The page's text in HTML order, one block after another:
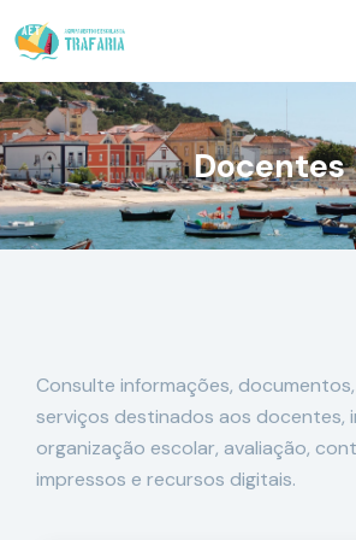
Docentes
Consulte informações,
serviços destinados aos docentes,
organização escolar, avaliação,
impressos e recursos digitais.